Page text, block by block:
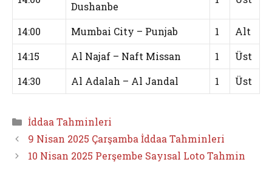
Dushanbe
14:00 Mumbai City – Punjab 1
Alt
14:15
Al Najaf – Naft Missan 1
Üst
14:30
Al Adalah – Al Jandal 1 Üst
Kategoriler
İddaa Tahminleri
9 Nisan 2025 Çarşamba İddaa Tahminleri
10 Nisan 2025 Perşembe Sayısal Loto Tahmin